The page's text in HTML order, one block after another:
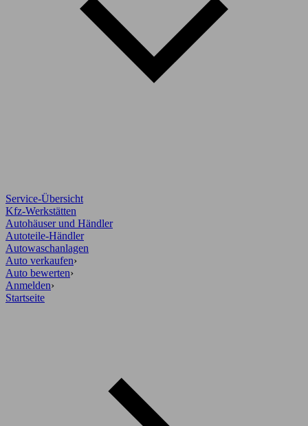
Service-Übersicht
Kfz-Werkstätten
Autohäuser und Händler
Autoteile-Händler
Autowaschanlagen
Auto verkaufen›
Auto bewerten›
Anmelden›
Startseite